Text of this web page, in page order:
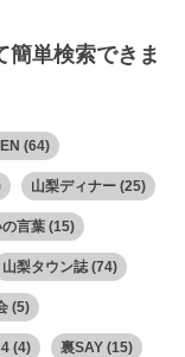
簡単検索できま
(64)
山梨ディナー(25)
言葉(15)
山梨タウン誌(74)
(5)
(4) 裏SAY(15)